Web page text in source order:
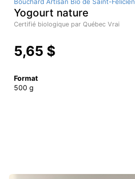
Bouchard Artisan Bio de Saint-Félicien
Yogourt nature
Certifié biologique par Québec Vrai
5,65 $
Format
500 g